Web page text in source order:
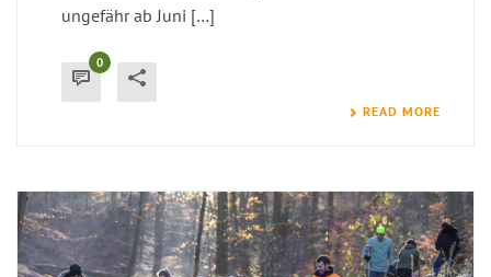
ungefähr ab Juni […]
0
READ MORE